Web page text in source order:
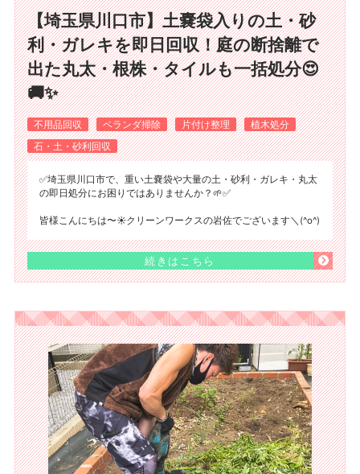
【埼玉県川口市】土嚢袋入りの土・砂
利・ガレキを即日回収！庭の断捨離で
出た丸太・根株・タイルも一括処分😍
🚚✨
不用品回収 ベランダ掃除 片付け整理
植木処分
石・土・砂利回収
✅️埼玉県川口市で、重い土嚢袋や大量の土・砂利・ガレキ・丸太
の即日処分にお困りではありませんか？🌱✅️
皆様こんにちは〜☀️クリーンワークスの岩佐でございます＼(^o^)
続きはこちら